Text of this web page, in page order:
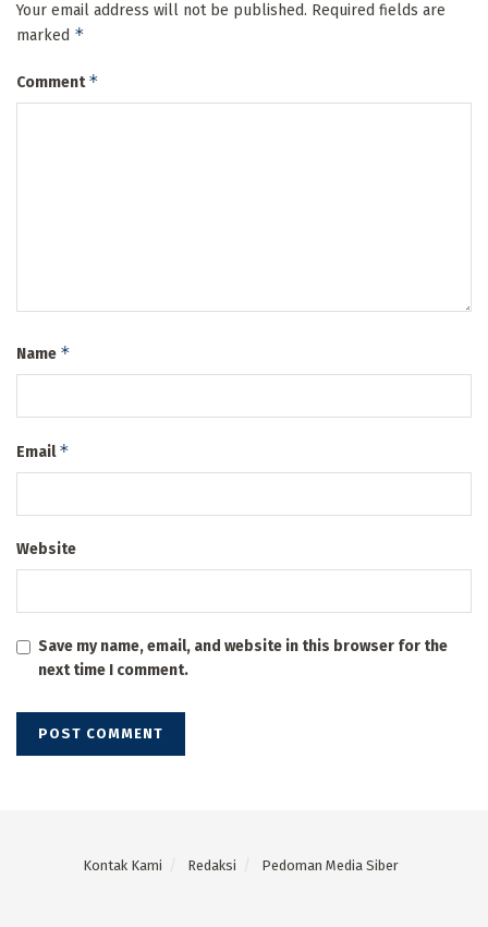
Your email address will not be published. Required fields are
marked *
Comment*
Name *
Email*
Website
Save my name, email, and website in this browser for the
next time I comment.
Kontak Kami Redaksi Pedoman Media Siber